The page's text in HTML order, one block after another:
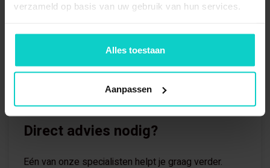
verzameld op basis van uw gebruik van hun services.
Alles toestaan
Aanpassen
Direct advies nodig?
Eén van onze specialisten helpt je graag verder.